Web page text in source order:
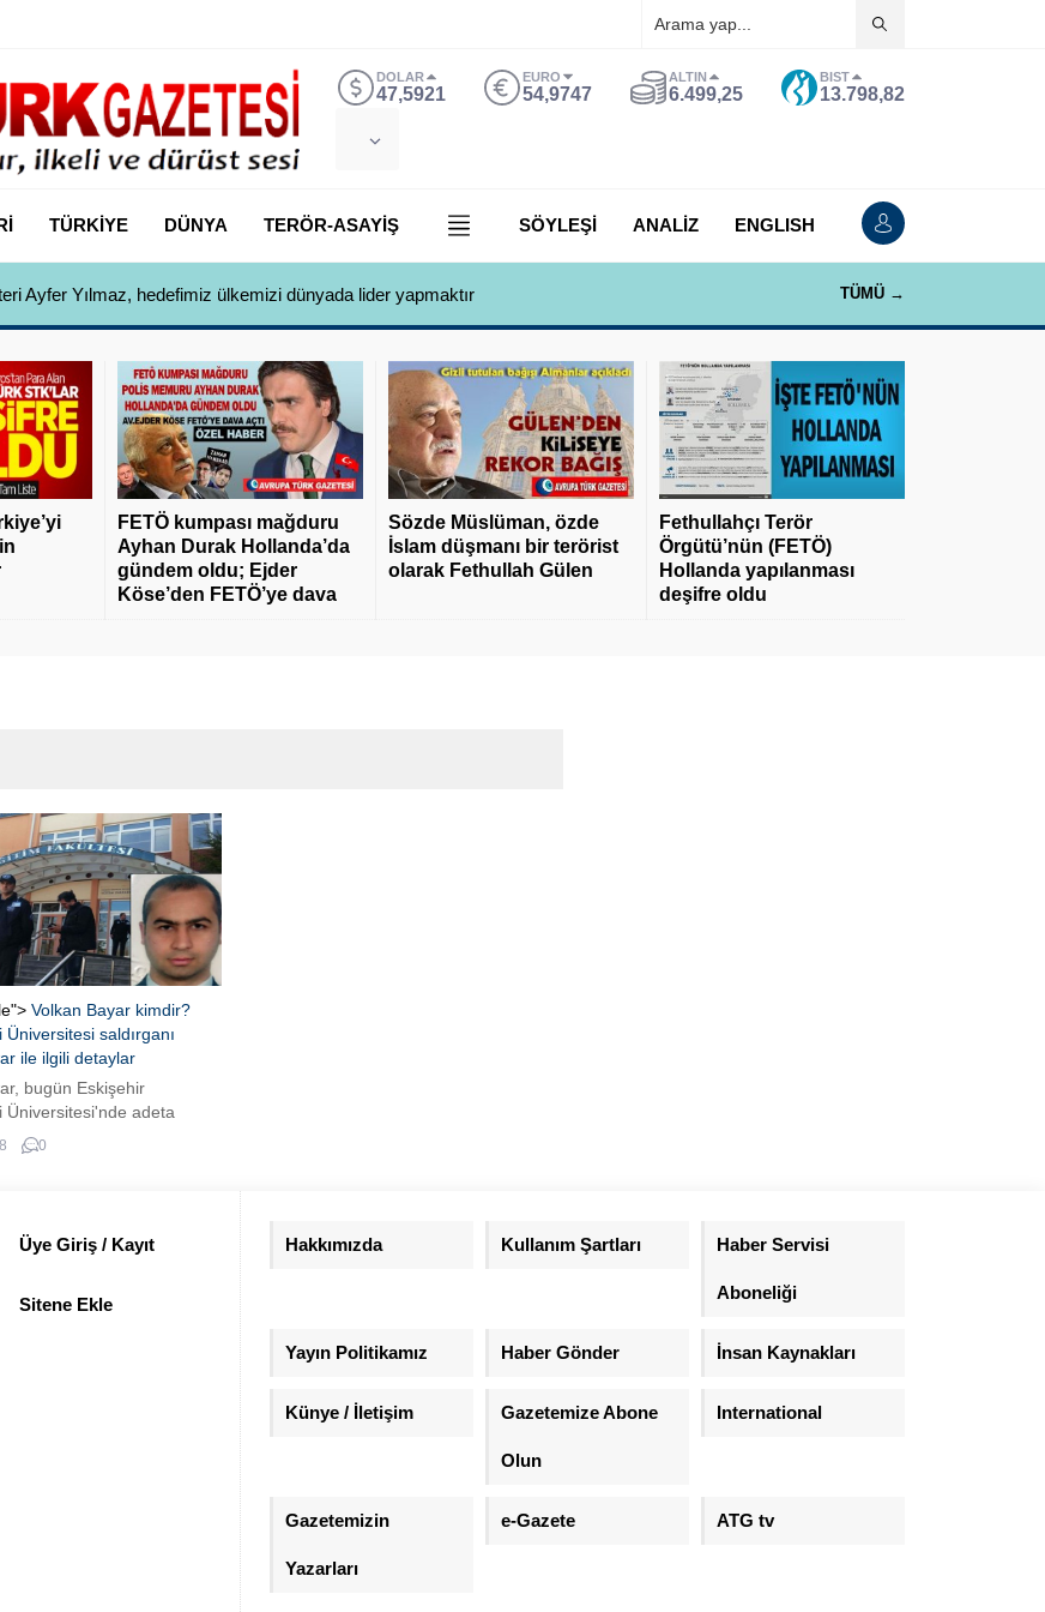
DOLAR
47,5921
EURO
54,9747
ALTIN
6.499,25
BIST
13.798,82
TÜRKİYE DÜNYA TERÖR-ASAYİŞ SÖYLEŞİ ANALİZ ENGLISH
Ayfer Yılmaz, hedefimiz ülkemizi dünyada lider yapmaktır TÜMÜ →
FETÖ kumpası mağduru
Ayhan Durak Hollanda’da
gündem oldu; Ejder
Köse’den FETÖ’ye dava
Sözde Müslüman, özde
İslam düşmanı bir terörist
olarak Fethullah Gülen
Fethullahçı Terör
Örgütü’nün (FETÖ)
Hollanda yapılanması
deşifre oldu
Volkan Bayar kimdir?
saldırganı
ile ilgili detaylar
bugün Eskişehir
Üniversitesi'nde adeta
Volkan Bayar, biri Eğitim
Yardımcısı olmak üzere
sonucu öldürdü. İşte
dair detaylar
0
Üye Giriş / Kayıt
Sitene Ekle
Hakkımızda Kullanım Şartları Haber Servisi
Aboneliği
Yayın Politikamız Haber Gönder İnsan Kaynakları
Künye / İletişim Gazetemize Abone
Olun
International
Gazetemizin
Yazarları
e-Gazete ATG tv